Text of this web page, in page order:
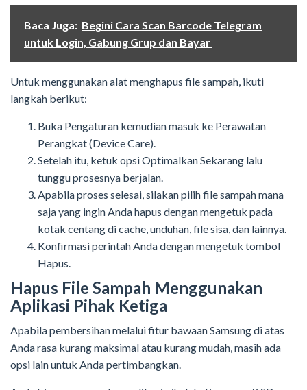
Baca Juga: Begini Cara Scan Barcode Telegram
untuk Login, Gabung Grup dan Bayar
Untuk menggunakan alat menghapus file sampah, ikuti
langkah berikut:
Buka Pengaturan kemudian masuk ke Perawatan
Perangkat (Device Care).
Setelah itu, ketuk opsi Optimalkan Sekarang lalu
tunggu prosesnya berjalan.
Apabila proses selesai, silakan pilih file sampah mana
saja yang ingin Anda hapus dengan mengetuk pada
kotak centang di cache, unduhan, file sisa, dan lainnya.
Konfirmasi perintah Anda dengan mengetuk tombol
Hapus.
Hapus File Sampah Menggunakan
Aplikasi Pihak Ketiga
Apabila pembersihan melalui fitur bawaan Samsung di atas
Anda rasa kurang maksimal atau kurang mudah, masih ada
opsi lain untuk Anda pertimbangkan.